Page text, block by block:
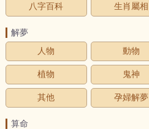
八字百科 生肖屬相
解夢
人物
動物
植物 鬼神
其他 孕婦解夢
算命